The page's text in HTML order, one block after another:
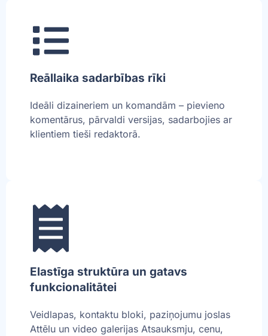
Reāllaika sadarbības rīki
Ideāli dizaineriem un komandām – pievieno
komentārus, pārvaldi versijas, sadarbojies ar
klientiem tieši redaktorā.
Elastīga struktūra un gatavs
funkcionalitātei
Veidlapas, kontaktu bloki, paziņojumu joslas
Attēlu un video galerijas Atsauksmju, cenu,